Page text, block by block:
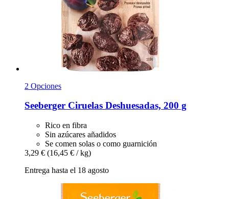
2 Opciones
Seeberger Ciruelas Deshuesadas, 200 g
Rico en fibra
Sin azúcares añadidos
Se comen solas o como guarnición
3,29 € (16,45 € / kg)
Entrega hasta el 18 agosto